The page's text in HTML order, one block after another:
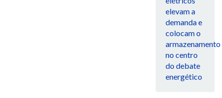
elevam a
demanda e
colocam o
armazenamento
no centro
do debate
energético